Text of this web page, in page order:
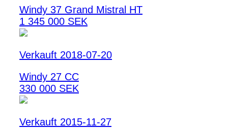
Windy 37 Grand Mistral HT
1 345 000 SEK
Verkauft 2018-07-20
Windy 27 CC
330 000 SEK
Verkauft 2015-11-27